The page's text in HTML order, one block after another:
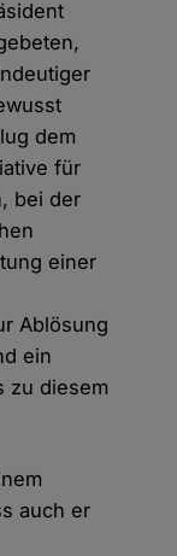
dem
für
bei der
einer
Ablösung
ein
zu diesem
auch er